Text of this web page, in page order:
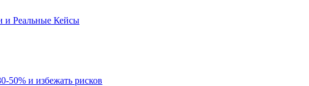
и Реальные Кейсы
50% и избежать рисков